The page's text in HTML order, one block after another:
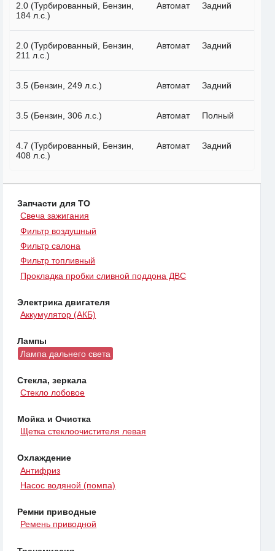
2.0 (Турбированный, Бензин,
184 л.с.)
Автомат Задний
2.0 (Турбированный, Бензин,
211 л.с.)
Автомат Задний
3.5 (Бензин, 249 л.с.) Автомат Задний
3.5 (Бензин, 306 л.с.) Автомат Полный
4.7 (Турбированный, Бензин,
408 л.с.)
Автомат Задний
Запчасти для ТО
Свеча зажигания
Фильтр воздушный
Фильтр салона
Фильтр топливный
Прокладка пробки сливной поддона ДВС
Электрика двигателя
Аккумулятор (АКБ)
Лампы
Лампа дальнего света
Стекла, зеркала
Стекло лобовое
Мойка и Очистка
Щетка стеклоочистителя левая
Охлаждение
Антифриз
Насос водяной (помпа)
Ремни приводные
Ремень приводной